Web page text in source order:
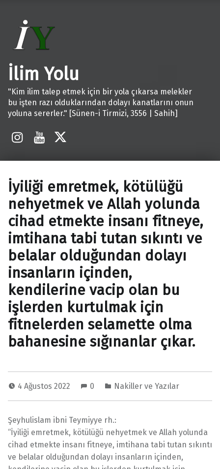
İlim Yolu
"Kim ilim talep etmek için bir yola çıkarsa melekler
bu işten razı olduklarından dolayı kanatlarını onun
yoluna sererler." [Sünen-i Tirmizi, 3556 | Sahih]
İyiliği emretmek, kötülüğü
nehyetmek ve Allah yolunda
cihad etmekte insanı fitneye,
imtihana tabi tutan sıkıntı ve
belalar olduğundan dolayı
insanların içinden,
kendilerine vacip olan bu
işlerden kurtulmak için
fitnelerden selamette olma
bahanesine sığınanlar çıkar.
4 Ağustos 2022 0 Nakiller ve Yazılar
Şeyhulislam ibni Teymiyye rh.:
“İyiliği emretmek, kötülüğü nehyetmek ve Allah yolunda
cihad etmekte insanı fitneye, imtihana tabi tutan sıkıntı
ve belalar olduğundan dolayı insanların içinden,